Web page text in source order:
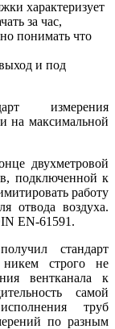
характеризует
за час,
понимать что
и под
измерения
на максимальной
двухметровой
подключенной к
работу
отвода воздуха.
EN-61591.
стандарт
строго не
вентканала к
самой
труб
по разным